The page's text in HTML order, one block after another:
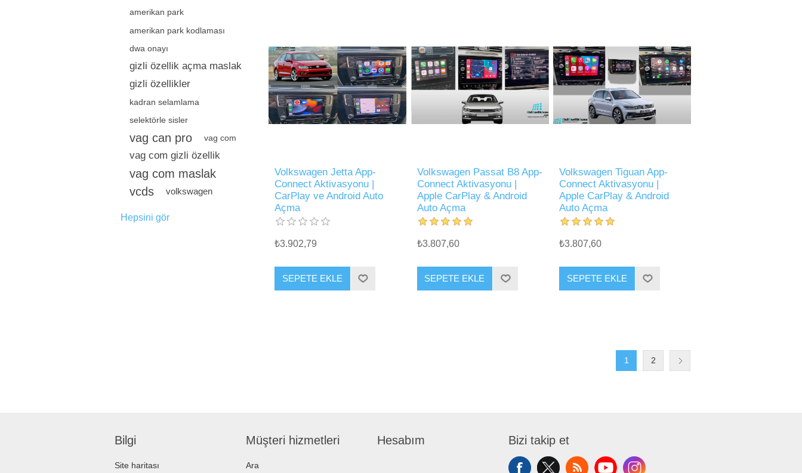
amerikan park
amerikan park kodlaması
dwa onayı
gizli özellik açma maslak
gizli özellikler
kadran selamlama
selektörle sisler
vag can pro vag com
vag com gizli özellik
vag com maslak
vcds
volkswagen
Hepsini gör
Volkswagen Jetta App-
Connect Aktivasyonu |
CarPlay ve Android Auto
Açma
₺3.902,79
SEPETE EKLE
Volkswagen Passat B8 App-
Connect Aktivasyonu |
Apple CarPlay & Android
Auto Açma
₺3.807,60
SEPETE EKLE
Volkswagen Tiguan App-
Connect Aktivasyonu |
Apple CarPlay & Android
Auto Açma
₺3.807,60
SEPETE EKLE
1 2
Bilgi
Site haritası
Müşteri hizmetleri
Ara
Hesabım Bizi takip et